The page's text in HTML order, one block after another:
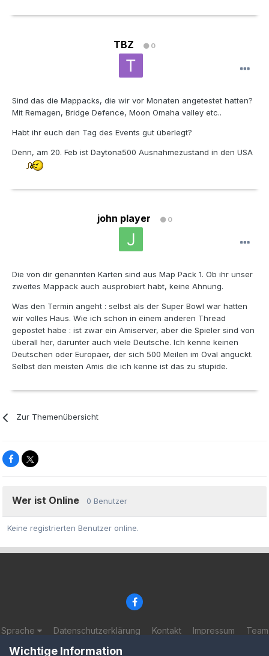
TBZ 0
Sind das die Mappacks, die wir vor Monaten angetestet hatten?
Mit Remagen, Bridge Defence, Moon Omaha valley etc..
Habt ihr euch den Tag des Events gut überlegt?
Denn, am 20. Feb ist Daytona500 Ausnahmezustand in den USA
john player 0
Die von dir genannten Karten sind aus Map Pack 1. Ob ihr unser
zweites Mappack auch ausprobiert habt, keine Ahnung.
Was den Termin angeht : selbst als der Super Bowl war hatten
wir volles Haus. Wie ich schon in einem anderen Thread
gepostet habe : ist zwar ein Amiserver, aber die Spieler sind von
überall her, darunter auch viele Deutsche. Ich kenne keinen
Deutschen oder Europäer, der sich 500 Meilen im Oval anguckt.
Selbst den meisten Amis die ich kenne ist das zu stupide.
Zur Themenübersicht
Wer ist Online 0 Benutzer
Keine registrierten Benutzer online.
Sprache Datenschutzerklärung Kontakt Impressum Team
© 2002-2025 BF-Games.net
Wichtige Information